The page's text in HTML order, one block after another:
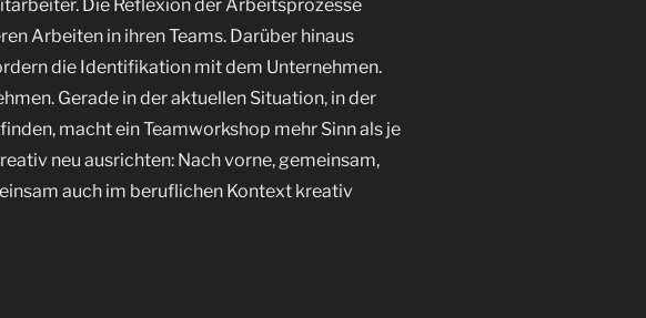
Die Reflexion der Arbeitsprozesse
Arbeiten in ihren Teams. Darüber hinaus
die Identifikation mit dem Unternehmen.
Gerade in der aktuellen Situation, in der
macht ein Teamworkshop mehr Sinn als je
neu ausrichten: Nach vorne, gemeinsam,
auch im beruflichen Kontext kreativ